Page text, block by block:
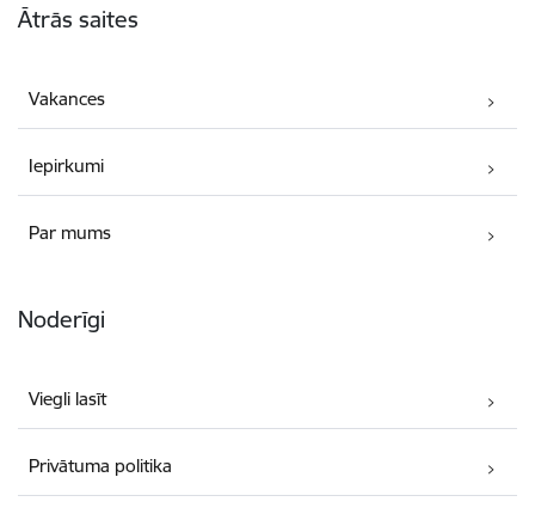
Ātrās saites
Vakances
Iepirkumi
Par mums
Noderīgi
Viegli lasīt
Privātuma politika